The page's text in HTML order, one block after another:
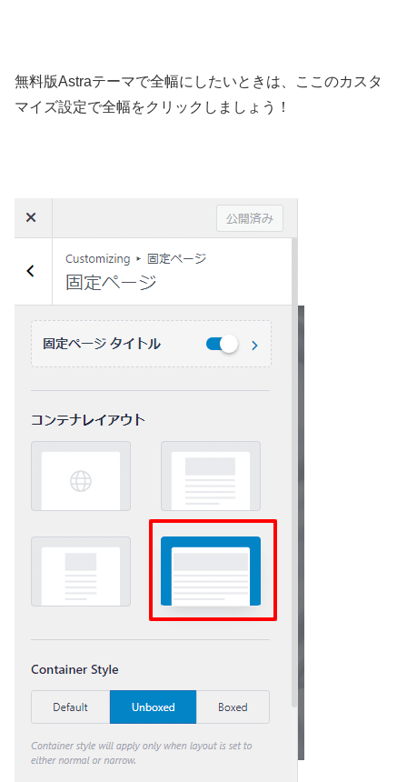
無料版Astraテーマで全幅にしたいときは、ここのカスタ
マイズ設定で全幅をクリックしましょう！